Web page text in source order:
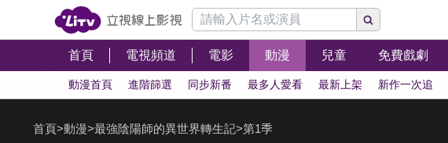
首頁 電視頻道 電影 動漫 兒童 免費戲劇
動漫首頁 進階篩選 同步新番 最多人愛看 最新上架 新作一次追
首頁>動漫>最強陰陽師的異世界轉生記>第1季